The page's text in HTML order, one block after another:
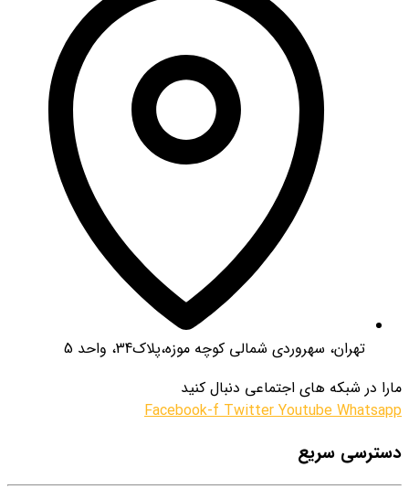
تهران، سهروردی شمالی کوچه موزه،پلاک34، واحد 5
مارا در شبکه های اجتماعی دنبال کنید
Facebook-f Twitter Youtube Whatsapp
دسترسی سریع